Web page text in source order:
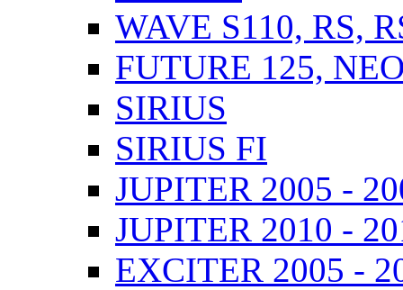
WAVE S110, RS,
FUTURE 125,
SIRIUS
SIRIUS FI
JUPITER 2005 -
JUPITER 2010 -
EXCITER 2005 -